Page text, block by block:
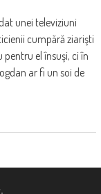
unei televiziuni
cumpără ziarişti
pentru el însuşi, ci în
ar fi un soi de